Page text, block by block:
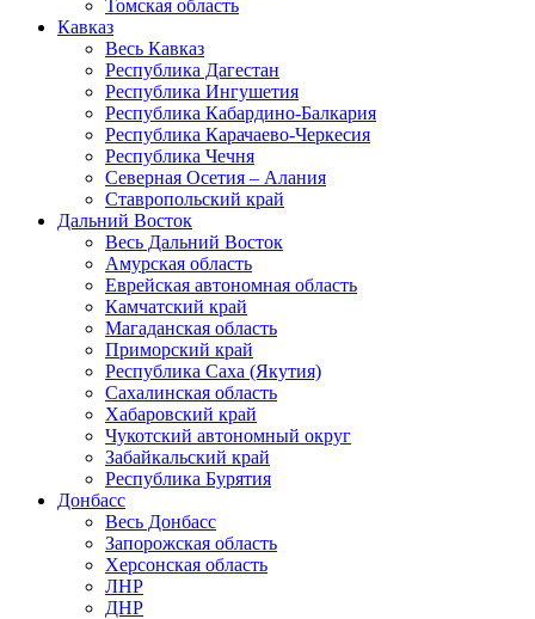
Томская область
Кавказ
Весь Кавказ
Республика Дагестан
Республика Ингушетия
Республика Кабардино-Балкария
Республика Карачаево-Черкесия
Республика Чечня
Северная Осетия – Алания
Ставропольский край
Дальний Восток
Весь Дальний Восток
Амурская область
Еврейская автономная область
Камчатский край
Магаданская область
Приморский край
Республика Саха (Якутия)
Сахалинская область
Хабаровский край
Чукотский автономный округ
Забайкальский край
Республика Бурятия
Донбасс
Весь Донбасс
Запорожская область
Херсонская область
ЛНР
ДНР